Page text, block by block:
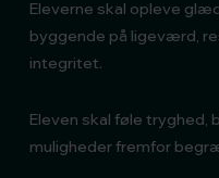
Eleverne skal opleve
byggende på ligeværd,
integritet.
Eleven skal føle tryghed,
muligheder fremfor